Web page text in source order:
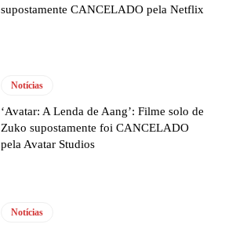
supostamente CANCELADO pela Netflix
Notícias
‘Avatar: A Lenda de Aang’: Filme solo de
Zuko supostamente foi CANCELADO
pela Avatar Studios
Notícias